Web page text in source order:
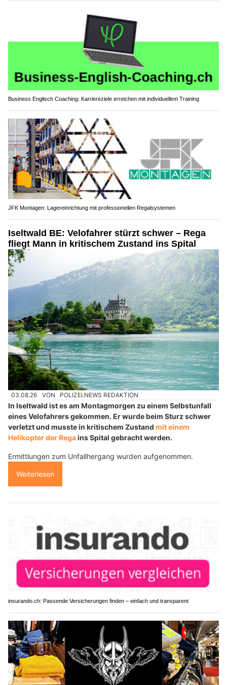
Business Englisch Coaching: Karriereziele erreichen mit individuellem Training
JFK Montagen: Lagereinrichtung mit professionellen Regalsystemen
Iseltwald BE: Velofahrer stürzt schwer – Rega
fliegt Mann in kritischem Zustand ins Spital
03.08.26 VON POLIZEI.NEWS REDAKTION
In Iseltwald ist es am Montagmorgen zu einem Selbstunfall
eines Velofahrers gekommen. Er wurde beim Sturz schwer
verletzt und musste in kritischem Zustand mit einem
Helikopter der Regains Spital gebracht werden.
Ermittlungen zum Unfallhergang wurden aufgenommen.
Weiterlesen
insurando.ch: Passende Versicherungen finden – einfach und transparent